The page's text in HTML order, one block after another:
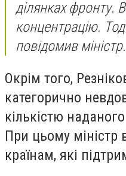
ділянках фронту.
концентрацію.
повідомив міністр.
Окрім того,
категорично
кількістю
При цьому міністр
країнам, які